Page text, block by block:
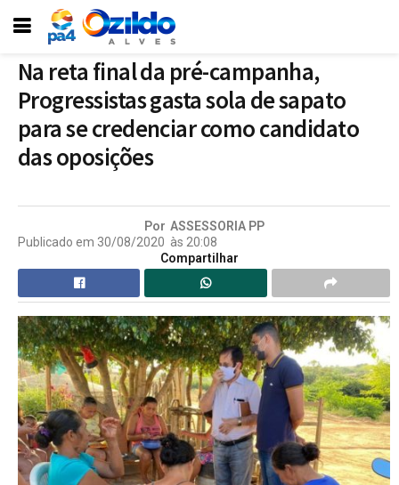
Na reta final da pré-campanha,
Progressistas gasta sola de sapato
para se credenciar como candidato
das oposições
Por ASSESSORIA PP
Publicado em 30/08/2020 às 20:08
Compartilhar